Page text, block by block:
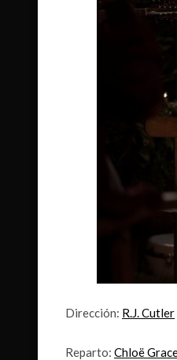
Dirección: R.J. Cutler
Reparto: Chloë